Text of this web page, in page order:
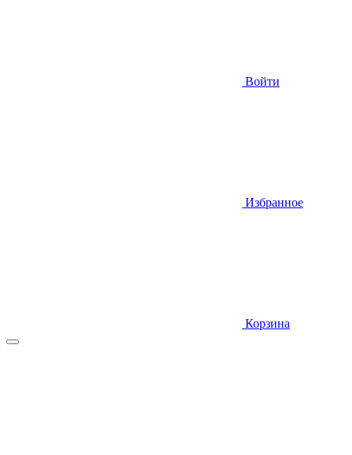
Войти
Избранное
Корзина